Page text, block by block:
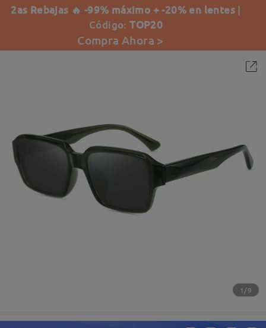
2as Rebajas 🔥 -99% máximo + -20% en lentes |
Código:TOP20
Compra Ahora >
1/9